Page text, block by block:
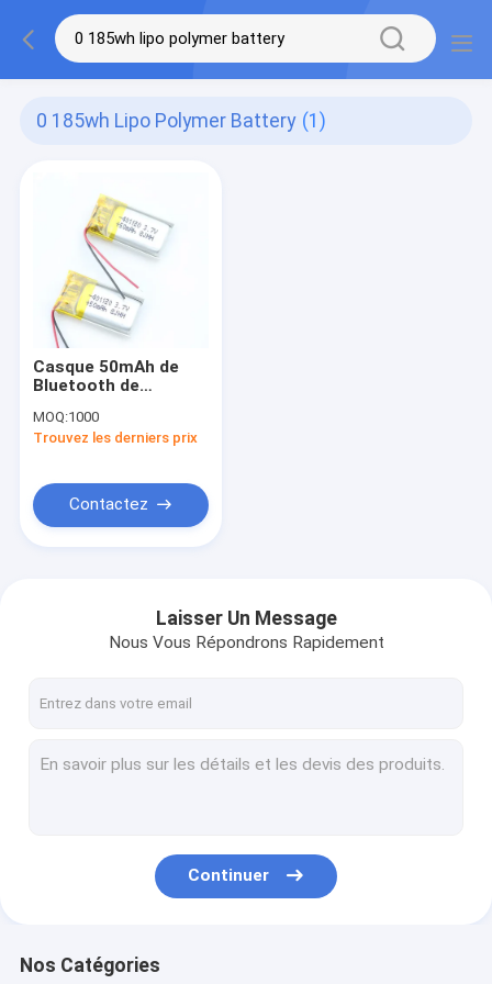
0 185wh Lipo Polymer Battery (1)
Casque 50mAh de
Bluetooth de
de LiCoO2 NMC
401120 0.185wh Lipo
MOQ:1000
Trouvez les derniers prix
Contactez
Laisser Un Message
Nous Vous Répondrons Rapidement
Continuer
Nos Catégories